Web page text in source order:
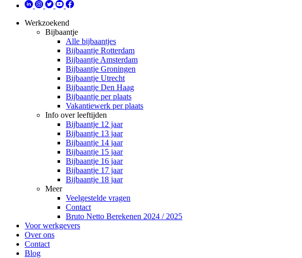
Werkzoekend
Bijbaantje
Alle bijbaantjes
Bijbaantje Rotterdam
Bijbaantje Amsterdam
Bijbaantje Groningen
Bijbaantje Utrecht
Bijbaantje Den Haag
Bijbaantje per plaats
Vakantiewerk per plaats
Info over leeftijden
Bijbaantje 12 jaar
Bijbaantje 13 jaar
Bijbaantje 14 jaar
Bijbaantje 15 jaar
Bijbaantje 16 jaar
Bijbaantje 17 jaar
Bijbaantje 18 jaar
Meer
Veelgestelde vragen
Contact
Bruto Netto Berekenen 2024 / 2025
Voor werkgevers
Over ons
Contact
Blog